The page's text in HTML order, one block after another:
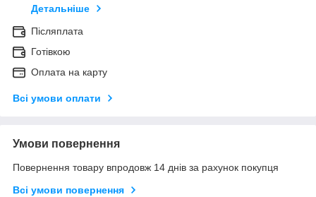
Детальніше
Післяплата
Готівкою
Оплата на карту
Всі умови оплати
Умови повернення
Повернення товару впродовж 14 днів за рахунок покупця
Всі умови повернення